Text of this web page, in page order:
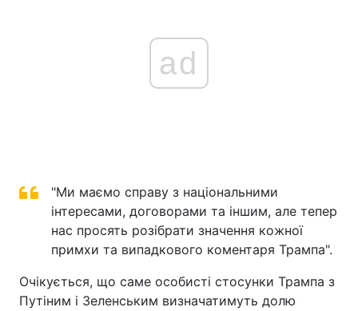
ad
"Ми маємо справу з національними
інтересами, договорами та іншим, але тепер
нас просять розібрати значення кожної
примхи та випадкового коментаря Трампа".
Очікується, що саме особисті стосунки Трампа з
Путіним і Зеленським визначатимуть долю